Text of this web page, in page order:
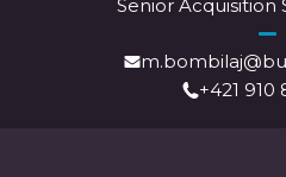
Senior Acquisition
+421 910